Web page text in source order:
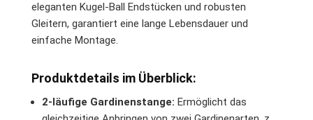
eleganten Kugel-Ball Endstücken und robusten
Gleitern, garantiert eine lange Lebensdauer und
einfache Montage.
Produktdetails im Überblick:
2-läufige Gardinenstange: Ermöglicht das